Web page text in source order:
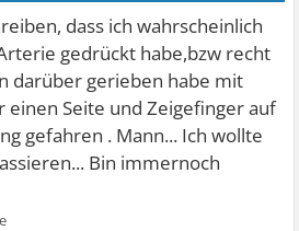
dass ich wahrscheinlich
gedrückt habe,bzw recht
darüber gerieben habe mit
einen Seite und Zeigefinger auf
gefahren . Mann... Ich wollte
Bin immernoch